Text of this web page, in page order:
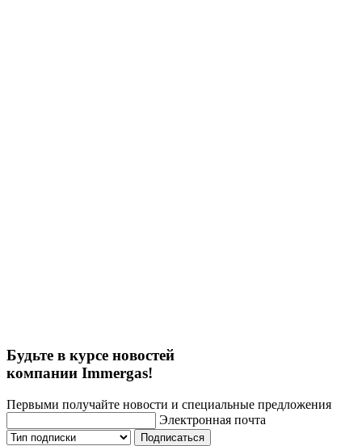
Будьте в курсе новостей
компании Immergas!
Первыми получайте новости и специальные предложения
Электронная почта
Подписаться